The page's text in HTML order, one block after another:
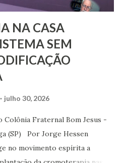
NA CASA
SEM
julho 30, 2026
Fraternal Bom Jesus -
(SP) Por Jorge Hessen
no movimento espírita a